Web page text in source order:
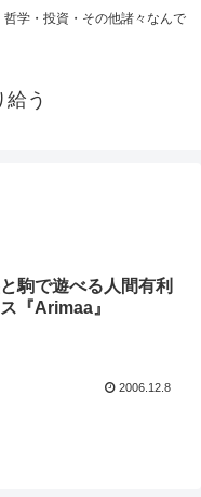
学・投資・その他諸々なんで
給う
駒で遊べる人間有利
『Arimaa』
2006.12.8